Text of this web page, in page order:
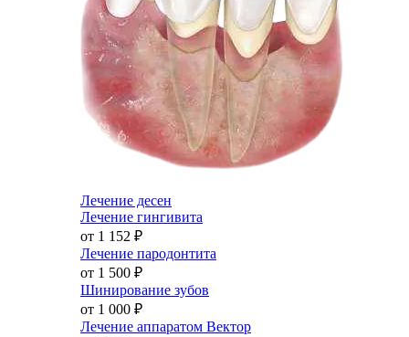
Лечение десен
Лечение гингивита
от 1 152 ₽
Лечение пародонтита
от 1 500 ₽
Шинирование зубов
от 1 000 ₽
Лечение аппаратом Вектор